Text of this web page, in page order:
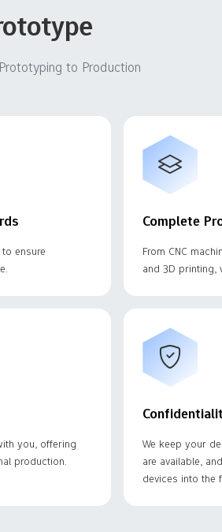
to Production
ensure
Complete
From CNC
and 3D printing,
you, offering
production.
We keep your
are available,
devices into the